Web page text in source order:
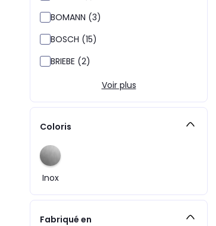
BOMANN (3)
BOSCH (15)
BRIEBE (2)
Voir plus
Coloris
Inox
Fabriqué en